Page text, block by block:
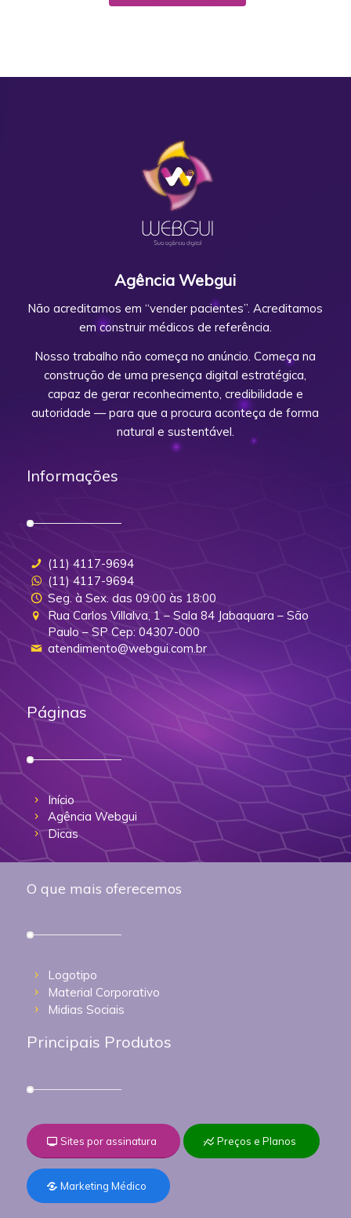
Agência Webgui
Não acreditamos em “vender pacientes”. Acreditamos
em construir médicos de referência.
Nosso trabalho não começa no anúncio. Começa na
construção de uma presença digital estratégica,
capaz de gerar reconhecimento, credibilidade e
autoridade — para que a procura aconteça de forma
natural e sustentável.
Informações
(11) 4117-9694
(11) 4117-9694
Seg. à Sex. das 09:00 às 18:00
Rua Carlos Villalva, 1 – Sala 84 Jabaquara – São
Paulo – SP Cep: 04307-000
atendimento@webgui.com.br
Páginas
Início
Agência Webgui
Dicas
O que mais oferecemos
Logotipo
Material Corporativo
Midias Sociais
Principais Produtos
Sites por assinatura Preços e Planos
Marketing Médico